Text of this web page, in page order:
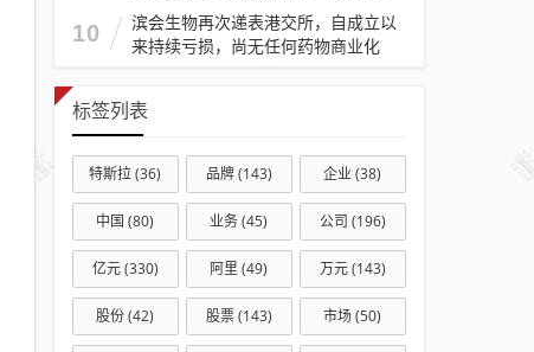
10
滨会生物再次递表港交所，自成立以
来持续亏损，尚无任何药物商业化
标签列表
特斯拉(36) 品牌(143) 企业(38)
中国 (80) 业务(45) 公司 (196)
亿元(330) 阿里 (49) 万元(143)
股份(42) 股票(143) 市场(50)